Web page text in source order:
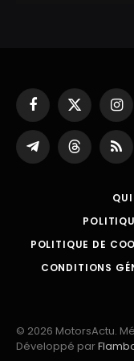
Facebook
X
(Twitter)
Partager
sur
ThreadsRSS
POLITIQUE DE
CONDITIONS
© 2026 MotorsActu.
Développé par